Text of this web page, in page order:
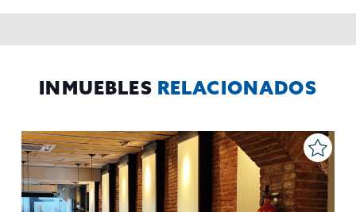
rectificar y suprimir los datos, solicitar la portabilidad de los
INMUEBLES RELACIONADOS